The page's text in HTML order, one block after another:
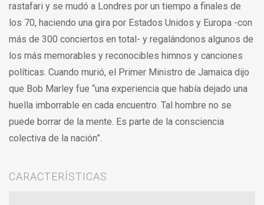
rastafari y se mudó a Londres por un tiempo a finales de
los 70, haciendo una gira por Estados Unidos y Europa -con
más de 300 conciertos en total- y regalándonos algunos de
los más memorables y reconocibles himnos y canciones
políticas. Cuando murió, el Primer Ministro de Jamaica dijo
que Bob Marley fue “una experiencia que había dejado una
huella imborrable en cada encuentro. Tal hombre no se
puede borrar de la mente. Es parte de la consciencia
colectiva de la nación”.
CARACTERÍSTICAS